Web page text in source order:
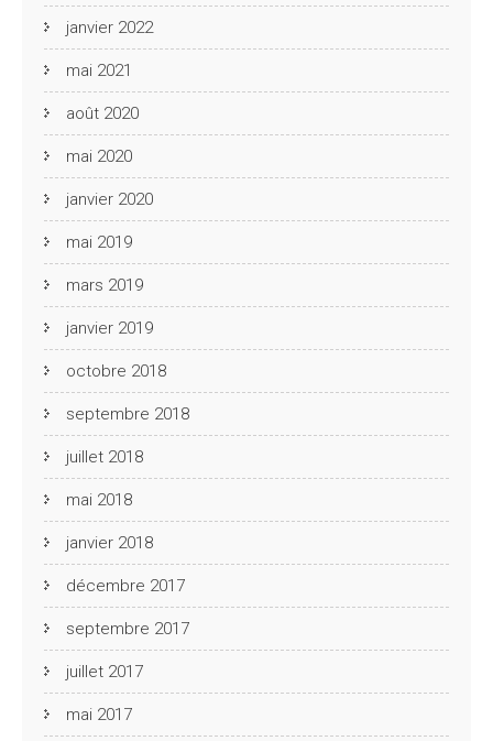
janvier 2022
mai 2021
août 2020
mai 2020
janvier 2020
mai 2019
mars 2019
janvier 2019
octobre 2018
septembre 2018
juillet 2018
mai 2018
janvier 2018
décembre 2017
septembre 2017
juillet 2017
mai 2017